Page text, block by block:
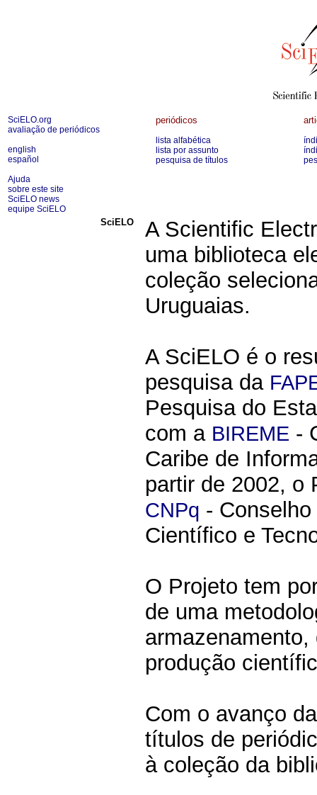
SciELO.org
avaliação de periódicos
english
español
Ajuda
sobre este site
SciELO news
equipe SciELO
periódicos
lista alfabética
lista por assunto
pesquisa de títulos
SciELO
A Scientific
uma biblioteca
coleção
Uruguaias.
A SciELO é o
pesquisa da
Pesquisa do
com a BIREME -
Caribe de
partir de 2002, o
CNPq -
Científico e
O Projeto tem
de uma
produção
Com o avanço
títulos de
à coleção da